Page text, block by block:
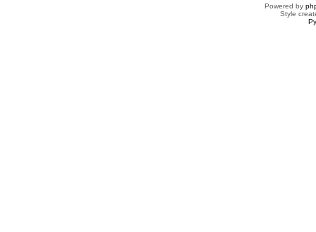
Сейчас этот форум просматривают: нет зарегистрированных пользователейPowered by
Style